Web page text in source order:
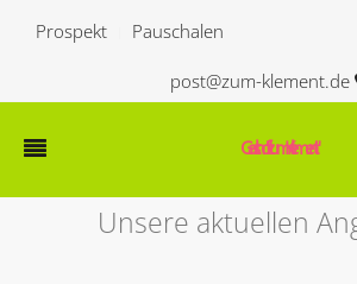
Prospekt Pauschalen
post@zum-klement.de
Gasthof "zum Klement"
Unsere aktuellen